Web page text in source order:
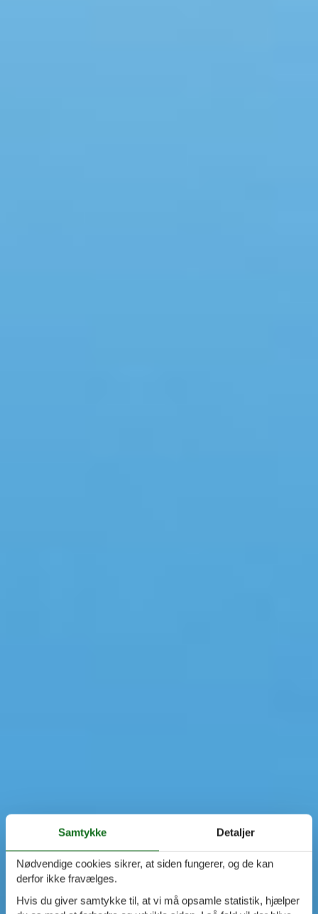
Samtykke Detaljer
Nødvendige cookies sikrer, at siden fungerer, og de kan
derfor ikke fravælges.
Hvis du giver samtykke til, at vi må opsamle statistik, hjælper